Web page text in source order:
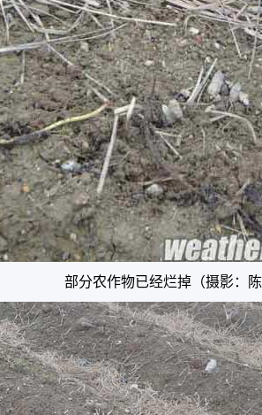
部分农作物已经烂掉（摄影：